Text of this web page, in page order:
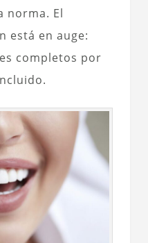
norma. El
está en auge:
completos por